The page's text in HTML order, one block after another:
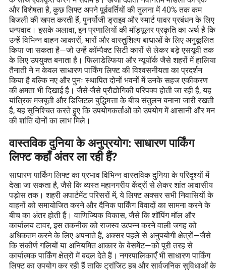
और विशेषता है, कुछ लिफ्ट अपने पूर्ववर्तियों की तुलना में 40% तक कम
बिजली की खपत करती हैं, पुनर्योजी ड्राइव और स्मार्ट पावर प्रबंधन के लिए
धन्यवाद। इसके अलावा, इन प्रणालियों की मॉड्यूलर प्रकृति का अर्थ है कि
उन्हें विभिन्न वाहन आकारों, भारों और वास्तुशिल्प बाधाओं के लिए अनुकूलित
किया जा सकता है—जो उन्हें कॉम्पैक्ट सिटी कारों से लेकर बड़े एसयूवी तक
के लिए उपयुक्त बनाता है। फिलाडेल्फिया और न्यूयॉर्क जैसे शहरों में हालिया
तैनाती ने न केवल साधारण पार्किंग लिफ्ट की विश्वसनीयता का प्रदर्शन
किया है बल्कि नए और पुनः स्थापित दोनों भवनों में उनके सहज एकीकरण
की क्षमता भी दिखाई है। जैसे-जैसे प्रौद्योगिकी परिपक्व होती जा रही है, यह
यांत्रिक मजबूती और डिजिटल बुद्धिमत्ता के बीच संतुलन बनाना जारी रखती
है, यह सुनिश्चित करते हुए कि उपयोगकर्ताओं को उपयोग में आसानी और मन
की शांति दोनों का लाभ मिले।
वास्तविक दुनिया के अनुप्रयोग: साधारण पार्किंग
लिफ्ट कहाँ अंतर ला रही हैं?
साधारण पार्किंग लिफ्ट का प्रभाव विभिन्न वास्तविक दुनिया के परिदृश्यों में
देखा जा सकता है, जैसे कि व्यस्त महानगरीय केंद्रों से लेकर शांत आवासीय
पड़ोस तक। शहरी अपार्टमेंट परिसरों में, ये लिफ्ट अक्सर सभी निवासियों के
वाहनों को समायोजित करने और दैनिक पार्किंग विवादों का सामना करने के
बीच का अंतर होती हैं। वाणिज्यिक विकास, जैसे कि शॉपिंग मॉल और
कार्यालय टावर, इस तकनीक को राजस्व उत्पन्न करने वाली जगह को
अधिकतम करने के लिए अपनाते हैं, अक्सर पहले से अनुपयोगी क्षेत्रों—जैसे
कि संकीर्ण गलियों या अनियमित आकार के बेसमेंट—को पूरी तरह से
कार्यात्मक पार्किंग क्षेत्रों में बदल देते हैं। नगरपालिकाएँ भी साधारण पार्किंग
लिफ्ट का उपयोग कर रही हैं ताकि ट्रांजिट हब और सार्वजनिक सुविधाओं के